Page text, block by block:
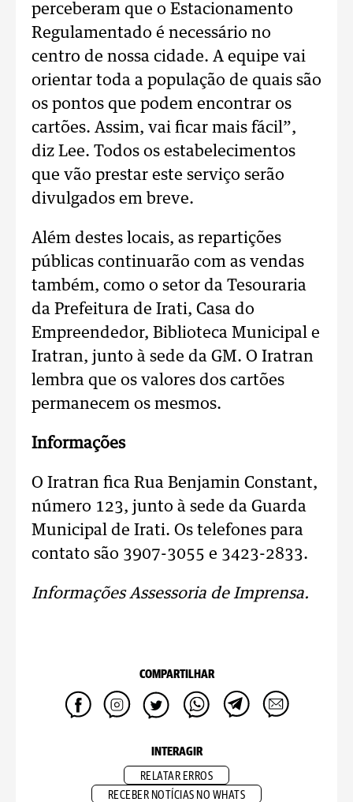
perceberam que o Estacionamento
Regulamentado é necessário no
centro de nossa cidade. A equipe vai
orientar toda a população de quais são
os pontos que podem encontrar os
cartões. Assim, vai ficar mais fácil”,
diz Lee. Todos os estabelecimentos
que vão prestar este serviço serão
divulgados em breve.
Além destes locais, as repartições
públicas continuarão com as vendas
também, como o setor da Tesouraria
da Prefeitura de Irati, Casa do
Empreendedor, Biblioteca Municipal e
Iratran, junto à sede da GM. O Iratran
lembra que os valores dos cartões
permanecem os mesmos.
Informações
O Iratran fica Rua Benjamin Constant,
número 123, junto à sede da Guarda
Municipal de Irati. Os telefones para
contato são 3907-3055 e 3423-2833.
Informações Assessoria de Imprensa.
COMPARTILHAR
INTERAGIR
RELATAR ERROS
RECEBER NOTÍCIAS NO WHATS